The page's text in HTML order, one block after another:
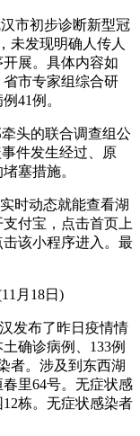
汉市初步诊断新型冠
未发现明确人传人
展。具体内容如
市专家组综合研
41例。
头的联合调查组公
件发生经过、原
塞措施。
时动态就能查看湖
付宝，点击首页上
该小程序进入。最
月18日)
发布了昨日疫情情
确诊病例、133例
者。涉及到东西湖
里64号。无症状感
栋。无症状感染者